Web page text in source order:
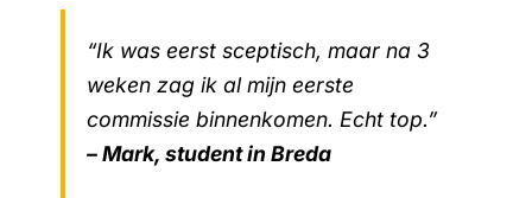
“Ik was eerst sceptisch, maar na 3
weken zag ik al mijn eerste
commissie binnenkomen. Echt top.”
– Mark, student in Breda